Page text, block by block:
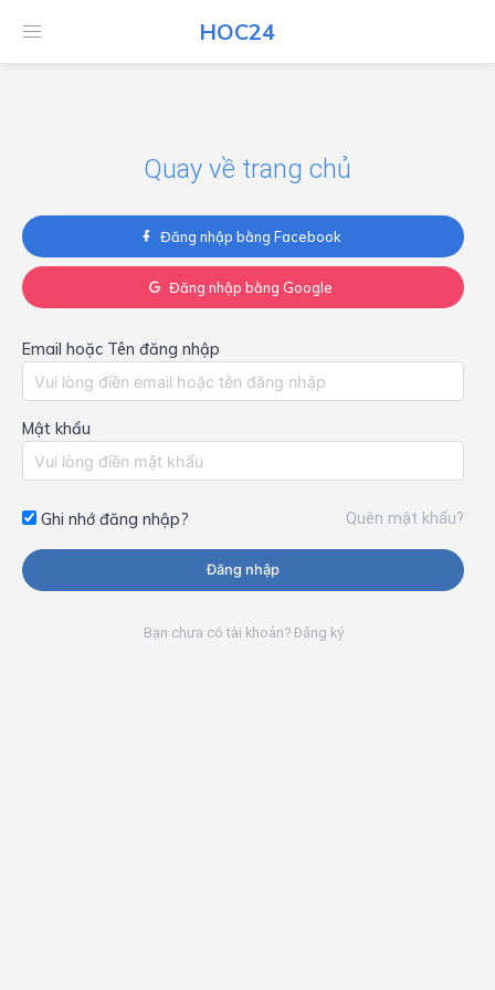
HOC24
HOC24
Quay về trang chủ
Đăng nhập bằng Facebook
Đăng nhập bằng Google
Email hoặc Tên đăng nhập
Mật khẩu
Ghi nhớ đăng nhập? Quên mật khẩu?
Đăng nhập
Bạn chưa có tài khoản? Đăng ký